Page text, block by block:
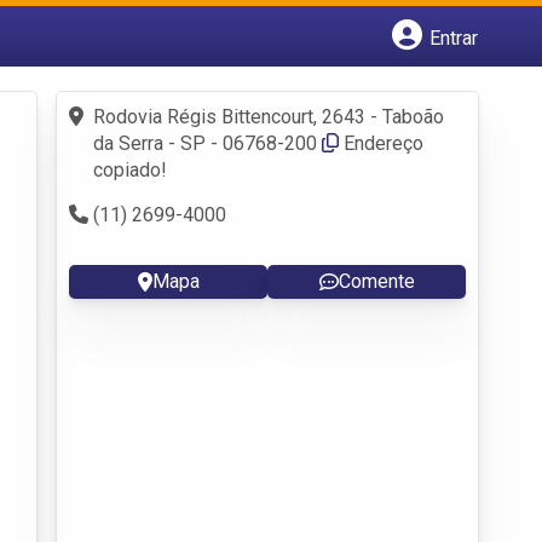
Entrar
Fazer login
Criar conta
Rodovia Régis Bittencourt, 2643 - Taboão
da Serra - SP - 06768-200
Endereço
copiado!
(11) 2699-4000
Mapa Comente